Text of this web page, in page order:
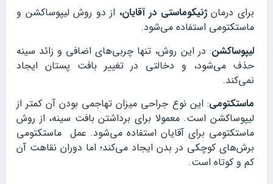
برای درمانژنیکوماستی در آقایان، از دو روش لیپوساکشن و
ماستکتومی استفاده می‌شود.
لیپوساکشن: در این روش، تنها چربی‌های اضافی و زائد سینه
حذف می‌شود، و دخالتی در تغییر بافت پستان ایجاد
نمی‌کند.
ماستکتومی: این نوع جراحی میزان تهاجمی بودن آن کمتر از
لیپوساکشن است. معمولا برای برداشتن بافت‌ سینه، از روش
ماستکتومی برای آقایان استفاده می‌شود. عمل ماستکتومی
برش‌های کوچکی در بدن ایجاد می‌کند؛ اما دوران نقاهت آن
کم و کوتاه‌ است.